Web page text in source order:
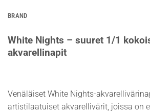
BRAND
White Nights – suuret 1/1
akvarellinapit
Venäläiset White Nights-
artistilaatuiset akvarellivärit, joissa on